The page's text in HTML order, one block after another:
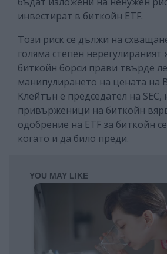
инвестират в биткойн ETF.
Този риск се дължи на
голяма степен нерегулираният
биткойн борси прави твърде
манипулирането на цената на
Клейтън е председател на SEC,
привърженици на биткойн
одобрение на ETF за биткойн
когато и да било преди.